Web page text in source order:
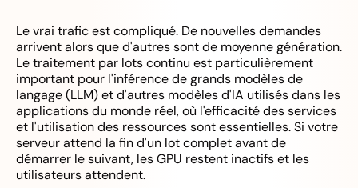
Le vrai trafic est compliqué. De nouvelles demandes
arrivent alors que d'autres sont de moyenne génération.
Le traitement par lots continu est particulièrement
important pour l'inférence de grands modèles de
langage (LLM) et d'autres modèles d'IA utilisés dans les
applications du monde réel, où l'efficacité des services
et l'utilisation des ressources sont essentielles. Si votre
serveur attend la fin d'un lot complet avant de
démarrer le suivant, les GPU restent inactifs et les
utilisateurs attendent.